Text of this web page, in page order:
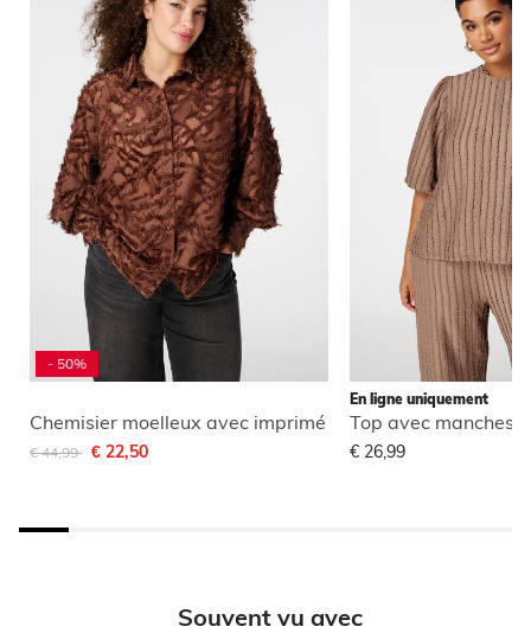
- 50%
Chemisier moelleux avec imprimé
Remise de
€ 44,99 € 22,50
En ligne uniquement
Top avec manches
€ 26,99
Souvent vu avec